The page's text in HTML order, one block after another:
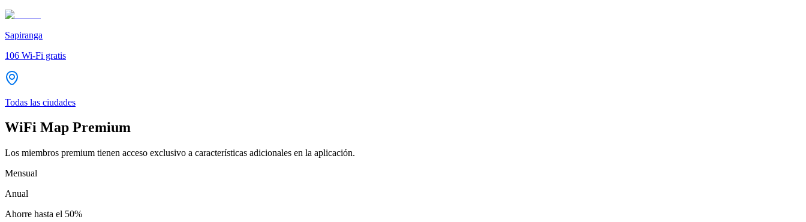
Sapiranga
106 Wi-Fi gratis
Todas las ciudades
WiFi Map Premium
Los miembros premium tienen acceso exclusivo a características adicionales en la aplicación.
Mensual
Anual
Ahorre hasta el 50%